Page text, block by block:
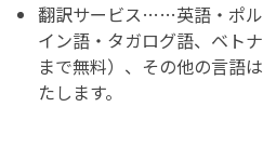
翻訳サービス……英語・ポ
イン語・タガログ語、ベト
まで無料）、その他の言語
たします。